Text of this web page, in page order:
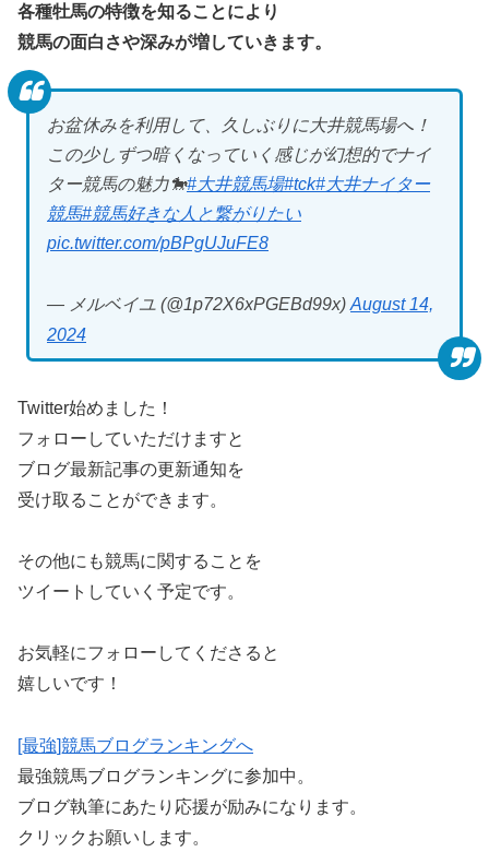
各種牡馬の特徴を知ることにより
競馬の面白さや深みが増していきます。
お盆休みを利用して、久しぶりに大井競馬場へ！
この少しずつ暗くなっていく感じが幻想的でナイ
ター競馬の魅力🐎#大井競馬場#tck#大井ナイター
競馬#競馬好きな人と繋がりたい
pic.twitter.com/pBPgUJuFE8
— メルベイユ (@1p72X6xPGEBd99x) August 14,
2024
Twitter始めました！
フォローしていただけますと
ブログ最新記事の更新通知を
受け取ることができます。
その他にも競馬に関することを
ツイートしていく予定です。
お気軽にフォローしてくださると
嬉しいです！
[最強]競馬ブログランキングへ
最強競馬ブログランキングに参加中。
ブログ執筆にあたり応援が励みになります。
クリックお願いします。